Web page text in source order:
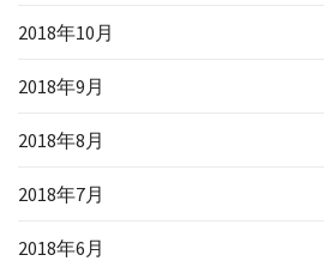
2018年10月
2018年9月
2018年8月
2018年7月
2018年6月